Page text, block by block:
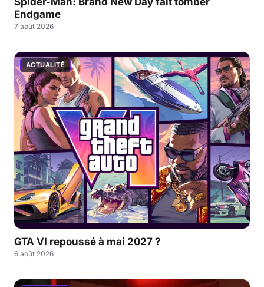
Endgame
7 août 2026
ACTUALITÉ
GTA VI repoussé à mai 2027 ?
6 août 2026